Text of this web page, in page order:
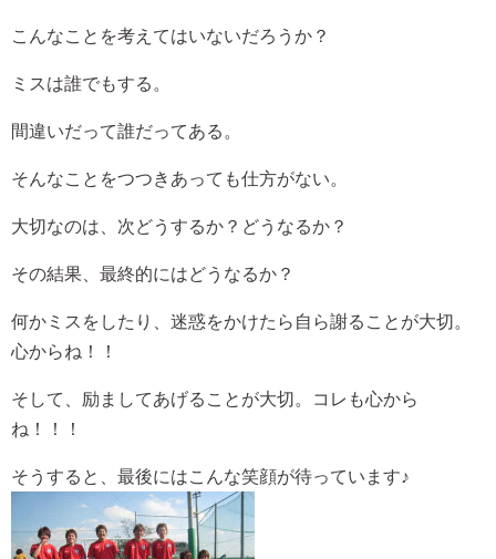
こんなことを考えてはいないだろうか？
ミスは誰でもする。
間違いだって誰だってある。
そんなことをつつきあっても仕方がない。
大切なのは、次どうするか？どうなるか？
その結果、最終的にはどうなるか？
何かミスをしたり、迷惑をかけたら自ら謝ることが大切。
心からね！！
そして、励ましてあげることが大切。コレも心から
ね！！！
そうすると、最後にはこんな笑顔が待っています♪